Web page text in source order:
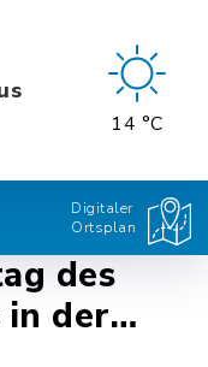
14 °C
Digitaler
Ortsplan
des
in der